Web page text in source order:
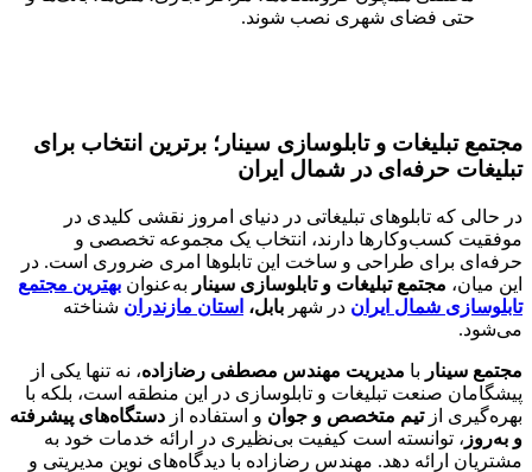
حتی فضای شهری نصب شوند.
مجتمع تبلیغات و تابلوسازی سینار؛ برترین انتخاب برای
تبلیغات حرفه‌ای در شمال ایران
در حالی که تابلوهای تبلیغاتی در دنیای امروز نقشی کلیدی در
موفقیت کسب‌وکارها دارند، انتخاب یک مجموعه تخصصی و
حرفه‌ای برای طراحی و ساخت این تابلوها امری ضروری است. در
این میان، مجتمع تبلیغات و تابلوسازی سینار به‌عنوان بهترین مجتمع
تابلوسازی شمال ایران در شهر بابل، استان مازندران شناخته
می‌شود.
مجتمع سینار با مدیریت مهندس مصطفی رضازاده، نه تنها یکی از
پیشگامان صنعت تبلیغات و تابلوسازی در این منطقه است، بلکه با
بهره‌گیری ازتیم متخصص و جوان و استفاده از دستگاه‌های پیشرفته
و به‌روز ، توانسته است کیفیت بی‌نظیری در ارائه خدمات خود به
مشتریان ارائه دهد. مهندس رضازاده با دیدگاه‌های نوین مدیریتی و